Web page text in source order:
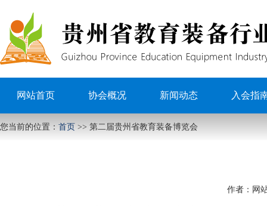
网站首页 协会概况 新闻动态 入会指
您当前的位置： 首页 >> 第二届贵州省教育装备博览会
作者： 网